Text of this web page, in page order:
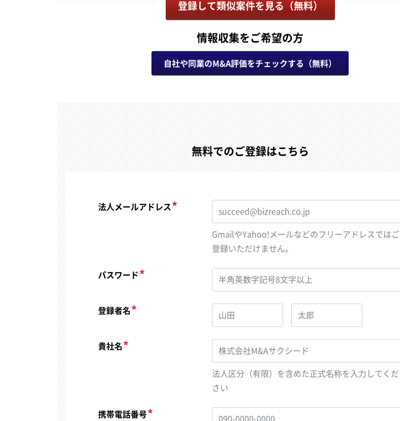
登録して類似案件を見る（無料）
情報収集をご希望の方
自社や同業のM&A評価をチェックする（無料）
無料でのご登録はこちら
法人メールアドレス
GmailやYahoo!メールなどのフリーアドレスではご
登録いただけません。
パスワード
登録者名
貴社名
法人区分（有限）を含めた正式名称を入力してくだ
さい
携帯電話番号